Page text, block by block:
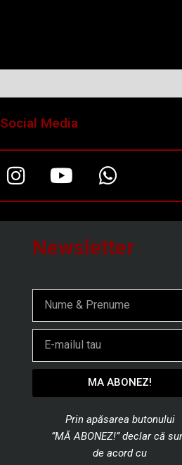
Social Media
I
n
s
Y
o
u
u
e
W
h
a
s
p
p
Newsletter
MA ABONEZ!
Prin apăsarea butonului
”MĂ ABONEZ!” declar că
deacord cu